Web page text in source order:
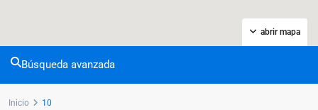
abrir mapa
Búsqueda avanzada
Inicio 10